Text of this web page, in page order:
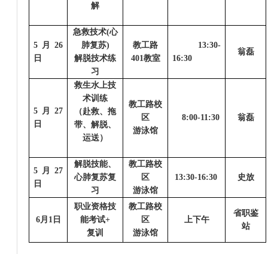
解
5 月26
日
急救技术(心
肺复苏)
解脱技术练
习
教工路
401教室
13:30-
16:30
翁磊
5 月 27
日
救生水上技
术训练
（赴救、拖
带、解脱、
运送）
教工路校
区
游泳馆
8:00-11:30 翁磊
5 月27
日
解脱技能、
心肺复苏复
习
教工路校
区
游泳馆
13:30-16:30 史放
6月1日
职业资格技
能考试+
复训
教工路校
区
游泳馆
上下午
省职鉴
站